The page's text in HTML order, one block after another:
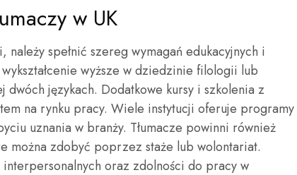
w UK
spełnić szereg wymagań edukacyjnych i
wyższe w dziedzinie filologii lub
językach. Dodatkowe kursy i szkolenia z
na rynku pracy. Wiele instytucji oferuje programy
uznania w branży. Tłumacze powinni również
można zdobyć poprzez staże lub wolontariat.
oraz zdolności do pracy w